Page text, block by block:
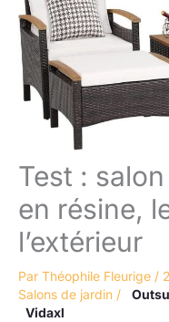
Test :
en résine,
l’extérieur
Par Théophile Fleurige /
Salons de jardin /
Vidaxl